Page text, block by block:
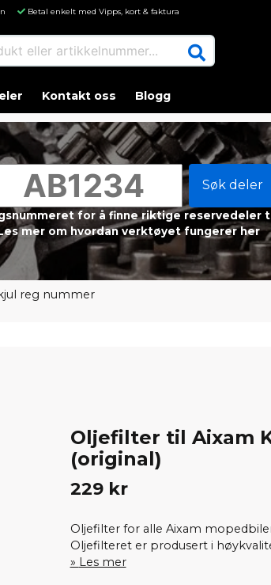
Betal enkelt med Vipps, kort & faktura
eller artikkelnummer...
Kontakt oss Blogg
Søk deler
for å finne riktige reservedeler
mer om hvordan verktøyet fungerer her
reg nummer
Oljefilter til Aixam
(original)
229 kr
Oljefilter for alle Aixam
Oljefilteret er produsert i
Les mer